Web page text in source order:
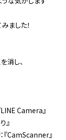
ました！
消し、
Camera』
』
『CamScanner』